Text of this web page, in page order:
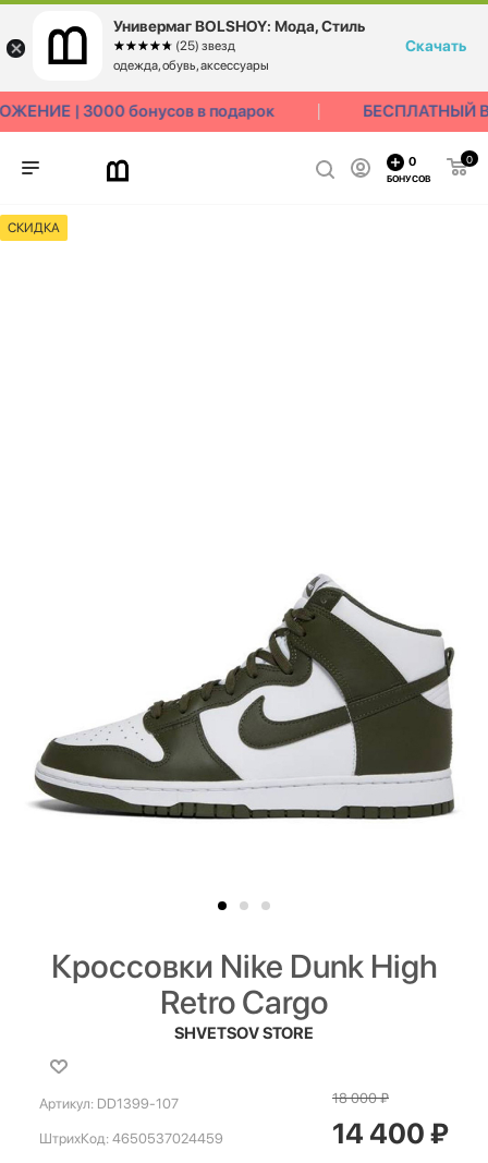
| 3000 бонусов в подарок БЕСПЛАТНЫЙ
0
0
БОНУСОВ
СКИДКА
Кроссовки Nike Dunk High
Retro Cargo
SHVETSOV STORE
Артикул: DD1399-107
ШтрихКод: 4650537024459
18 000₽
14 400₽
Универмаг BOLSHOY: Мода, Стиль
☆☆☆☆☆
★★★★★ (25) звезд
одежда, обувь, аксессуары
Скачать